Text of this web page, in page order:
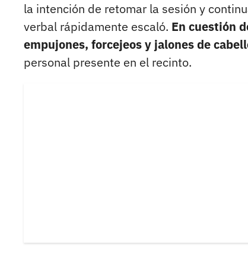
la intención de retomar la sesión y
verbal rápidamente escaló. En cuestión
empujones, forcejeos y jalones de
personal presente en el recinto.